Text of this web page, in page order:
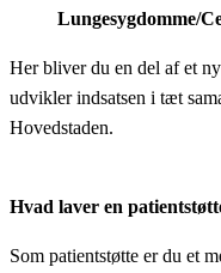
Lungesygdomme/
Her bliver du en del af et
udvikler indsatsen i tæt
Hovedstaden.
Hvad laver en
Som patientstøtte er du et